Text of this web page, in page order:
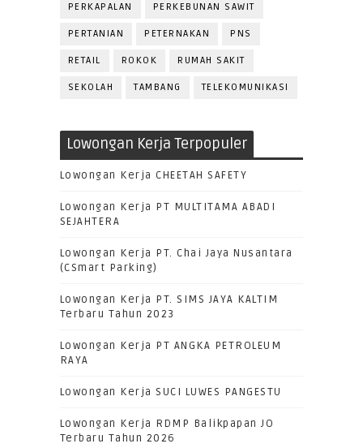
PERKAPALAN PERKEBUNAN SAWIT
PERTANIAN PETERNAKAN PNS
RETAIL ROKOK RUMAH SAKIT
SEKOLAH TAMBANG TELEKOMUNIKASI
Lowongan Kerja Terpopuler
Lowongan Kerja CHEETAH SAFETY
Lowongan Kerja PT MULTITAMA ABADI
SEJAHTERA
Lowongan Kerja PT. Chai Jaya Nusantara
(CSmart Parking)
Lowongan Kerja PT. SIMS JAYA KALTIM
Terbaru Tahun 2023
Lowongan Kerja PT ANGKA PETROLEUM
RAYA
Lowongan Kerja SUCI LUWES PANGESTU
Lowongan Kerja RDMP Balikpapan JO
Terbaru Tahun 2026